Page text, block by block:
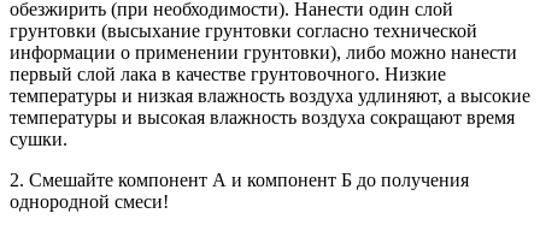
обезжирить (при необходимости). Нанести один слой
грунтовки (высыхание грунтовки согласно технической
информации о применении грунтовки), либо можно нанести
первый слой лака в качестве грунтовочного. Низкие
температуры и низкая влажность воздуха удлиняют, а высокие
температуры и высокая влажность воздуха сокращают время
сушки.
2. Смешайте компонент А и компонент Б до получения
однородной смеси!